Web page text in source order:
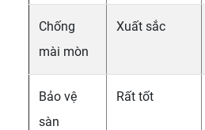
Chống
mài mòn
Xuất sắc
Bảo vệ
sàn
Rất tốt